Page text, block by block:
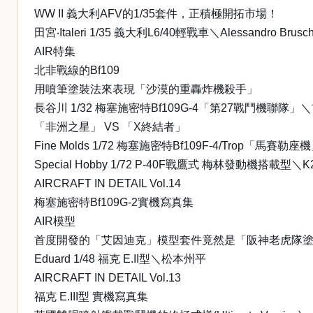
WW II 義大利AFV的1/35套件，正積極開拓市場！
田宮‧Italeri 1/35 義大利L6/40輕戰車＼Alessandro
AIR特集
北非戰線的Bf109
用噴筆塗裝法來表現「沙漠的重轟炸機殺手」
長谷川 1/32 梅塞施密特Bf109G-4「第27戰鬥機聯隊」
「非洲之星」 VS 「X終結者」
Fine Molds 1/72 梅塞施密特Bf109F-4/Trop「馬賽勒座機
Special Hobby 1/72 P-40F戰鷹式 梅林發動機搭載型＼
AIRCRAFT IN DETAIL Vol.14
梅塞施密特Bf109G-2實機寫真集
AIR模型
首度開發的「艾因迪克」模型套件竟然是「阪神老虎隊塗
Eduard 1/48 福克 E.II型＼松本州平
AIRCRAFT IN DETAIL Vol.13
福克 E.III型 實機寫真集